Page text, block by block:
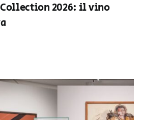
2026: il vino